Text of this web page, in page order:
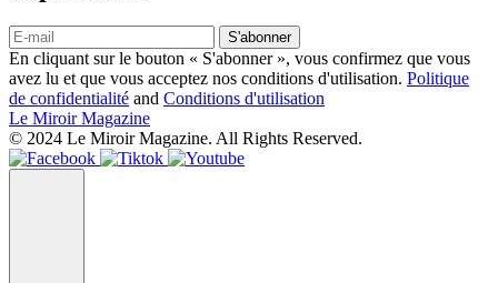
S'abonner
En cliquant sur le bouton « S'abonner », vous confirmez que vous
avez lu et que vous acceptez nos conditions d'utilisation. Politique
de confidentialité and Conditions d'utilisation
Le Miroir Magazine
© 2024 Le Miroir Magazine. All Rights Reserved.